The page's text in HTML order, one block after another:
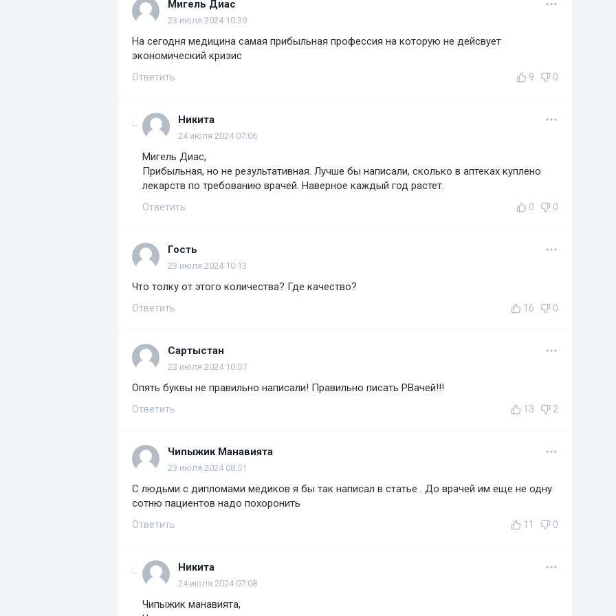
Мигель Диас
23 июля 2024 10:39
На сегодня медицина самая прибыльная профессия на которую не дейсвует
экономический кризис
Ответить 9 0
Никита
24 июля 2024 07:06
Мигель Диас,
Прибыльная, но не результативная. Лучше бы написали, сколько в аптеках куплено
лекарств по требованию врачей. Наверное каждый год растет.
Ответить 0 0
Гость
23 июля 2024 10:13
Что толку от этого количества? Где качество?
Ответить 16 0
Сартыстан
23 июля 2024 10:07
Опять буквы не правильно написали! Правильно писать РВачей!!!
Ответить 13 2
Чипыжик Манавията
23 июля 2024 08:51
С людьми с дипломами медиков я бы так написал в статье . До врачей им еще не одну
сотню пациентов надо похоронить
Ответить 11 0
Никита
24 июля 2024 07:08
Чипыжик манавията,